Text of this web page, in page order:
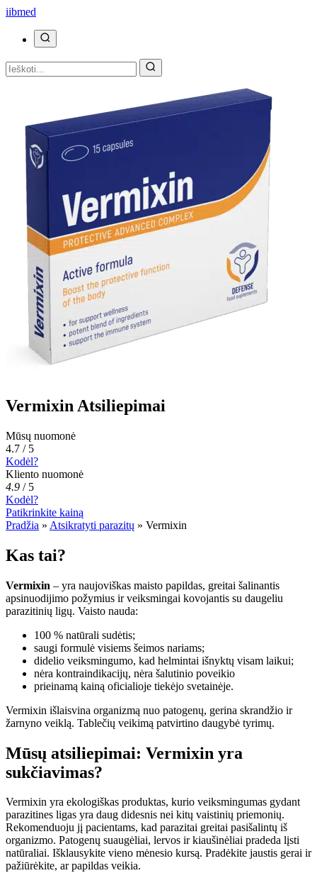
iibmed
Vermixin Atsiliepimai
Mūsų nuomonė
4.7 / 5
Kodėl?
Kliento nuomonė
4.9 / 5
Kodėl?
Patikrinkite kainą
Pradžia » Atsikratyti parazitų » Vermixin
Kas tai?
Vermixin – yra naujoviškas maisto papildas, greitai šalinantis
apsinuodijimo požymius ir veiksmingai kovojantis su daugeliu
parazitinių ligų. Vaisto nauda:
100 % natūrali sudėtis;
saugi formulė visiems šeimos nariams;
didelio veiksmingumo, kad helmintai išnyktų visam laikui;
nėra kontraindikacijų, nėra šalutinio poveikio
prieinamą kainą oficialioje tiekėjo svetainėje.
Vermixin išlaisvina organizmą nuo patogenų, gerina skrandžio ir
žarnyno veiklą. Tablečių veikimą patvirtino daugybė tyrimų.
Mūsų atsiliepimai: Vermixin yra
sukčiavimas?
Vermixin yra ekologiškas produktas, kurio veiksmingumas gydant
parazitines ligas yra daug didesnis nei kitų vaistinių priemonių.
Rekomenduoju jį pacientams, kad parazitai greitai pasišalintų iš
organizmo. Patogenų suaugėliai, lervos ir kiaušinėliai pradeda lįsti
natūraliai. Išklausykite vieno mėnesio kursą. Pradėkite jaustis gerai ir
pažiūrėkite, ar papildas veikia.